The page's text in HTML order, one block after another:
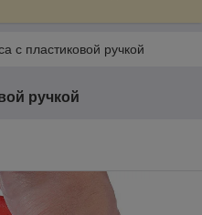
с пластиковой ручкой
ручкой